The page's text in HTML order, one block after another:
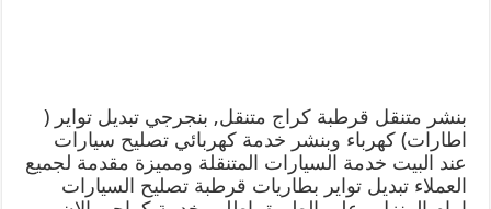
بنشر متنقل قرطبة كراج متنقل, بنجرجي تبديل تواير (
اطارات) كهرباء وبنشر خدمة كهربائي تصليح سيارات
عند البيت خدمة السيارات المتنقلة ومميزة مقدمة لجميع
العملاء تبديل تواير بطاريات قرطبة تصليح السيارات